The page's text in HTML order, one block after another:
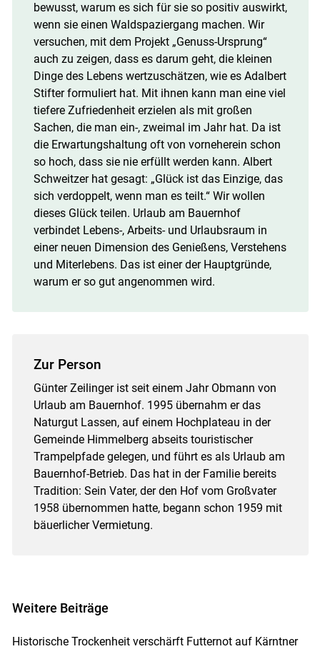
bewusst, warum es sich für sie so positiv auswirkt,
wenn sie einen Waldspaziergang machen. Wir
versuchen, mit dem Projekt „Genuss-Ursprung“
auch zu zeigen, dass es darum geht, die kleinen
Dinge des Lebens wertzuschätzen, wie es Adalbert
Stifter formuliert hat. Mit ihnen kann man eine viel
tiefere Zufriedenheit erzielen als mit großen
Sachen, die man ein-, zweimal im Jahr hat. Da ist
die Erwartungshaltung oft von vorneherein schon
so hoch, dass sie nie erfüllt werden kann. Albert
Schweitzer hat gesagt: „Glück ist das Einzige, das
sich verdoppelt, wenn man es teilt.“ Wir wollen
dieses Glück teilen. Urlaub am Bauernhof
verbindet Lebens-, Arbeits- und Urlaubsraum in
einer neuen Dimension des Genießens, Verstehens
und Miterlebens. Das ist einer der Hauptgründe,
warum er so gut angenommen wird.
Zur Person
Günter Zeilinger ist seit einem Jahr Obmann von
Urlaub am Bauernhof. 1995 übernahm er das
Naturgut Lassen, auf einem Hochplateau in der
Gemeinde Himmelberg abseits touristischer
Trampelpfade gelegen, und führt es als Urlaub am
Bauernhof-Betrieb. Das hat in der Familie bereits
Tradition: Sein Vater, der den Hof vom Großvater
1958 übernommen hatte, begann schon 1959 mit
bäuerlicher Vermietung.
Weitere Beiträge
Historische Trockenheit verschärft Futternot auf Kärntner